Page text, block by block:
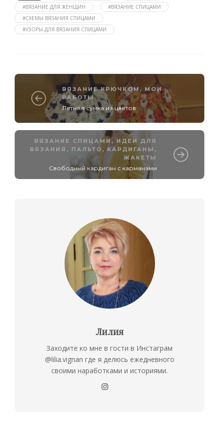
#ВЯЗАНИЕ ДЛЯ ЖЕНЩИН
#ВЯЗАНИЕ СПИЦАМИ
#СХЕМЫ ВЯЗАНИЯ СПИЦАМИ
#УЗОРЫ ДЛЯ ВЯЗАНИЯ СПИЦАМИ
ВЯЗАНИЕ КРЮЧКОМ, МОИ
РАБОТЫ
Летняя сумка из цветов
ВЯЗАНИЕ СПИЦАМИ , ИДЕИ ДЛЯ
ВЯЗАНИЯ , ПАЛЬТО, КАРДИГАНЫ,
ЖАКЕТЫ
Свободный кардиган с карманами
Лилия
Заходите ко мне в гости в Инстаграм
@lilia.vignan где я делюсь ежедневного
своими наработками и историями.